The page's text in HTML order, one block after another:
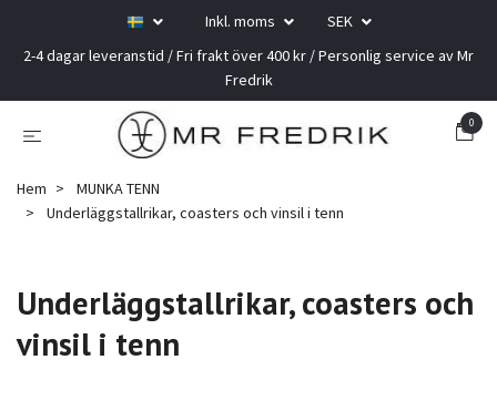
Inkl. moms
SEK
2-4 dagar leveranstid / Fri frakt över 400 kr / Personlig service av Mr
Fredrik
0
Hem
MUNKA TENN
Underläggstallrikar, coasters och vinsil i tenn
Underläggstallrikar, coasters och
vinsil i tenn